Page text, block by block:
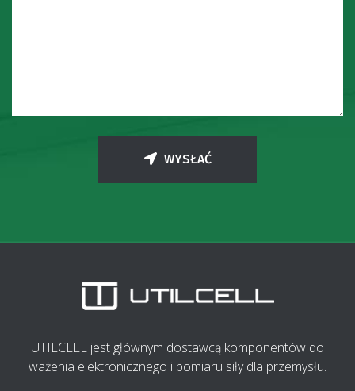
WYSŁAĆ
UTILCELL jest głównym dostawcą komponentów do
ważenia elektronicznego i pomiaru siły dla przemysłu.